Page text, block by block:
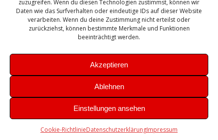
zuzugreifen. Wenn du diesen Technologien zustimmst, können wir
Daten wie das Surfverhalten oder eindeutige IDs auf dieser Website
verarbeiten. Wenn du deine Zustimmung nicht erteilst oder
zurückziehst, können bestimmte Merkmale und Funktionen
beeinträchtigt werden.
Akzeptieren
Ablehnen
Einstellungen ansehen
Cookie-RichtlinieDatenschutzerklärungImpressum
Update Upgrade UTM VCenter VCSA Veeam
VMWare VPN WAZUH Windows
Zertifikat
Theme